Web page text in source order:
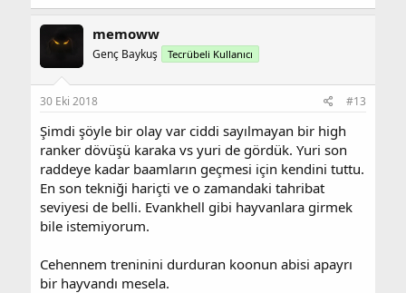
memoww
Genç Baykuş Tecrübeli Kullanıcı
30 Eki 2018 #13
Şimdi şöyle bir olay var ciddi sayılmayan bir high
ranker dövüşü karaka vs yuri de gördük. Yuri son
raddeye kadar baamların geçmesi için kendini tuttu.
En son tekniği hariçti ve o zamandaki tahribat
seviyesi de belli. Evankhell gibi hayvanlara girmek
bile istemiyorum.
Cehennem treninini durduran koonun abisi apayrı
bir hayvandı mesela.